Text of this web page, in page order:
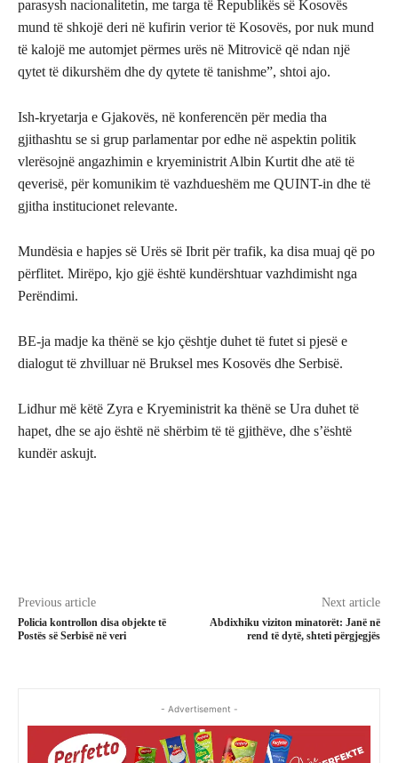
parasysh nacionalitetin, me targa të Republikës së Kosovës
mund të shkojë deri në kufirin verior të Kosovës, por nuk mund
të kalojë me automjet përmes urës në Mitrovicë që ndan një
qytet të dikurshëm dhe dy qytete të tanishme”, shtoi ajo.
Ish-kryetarja e Gjakovës, në konferencën për media tha
gjithashtu se si grup parlamentar por edhe në aspektin politik
vlerësojnë angazhimin e kryeministrit Albin Kurtit dhe atë të
qeverisë, për komunikim të vazhdueshëm me QUINT-in dhe të
gjitha institucionet relevante.
Mundësia e hapjes së Urës së Ibrit për trafik, ka disa muaj që po
përflitet. Mirëpo, kjo gjë është kundërshtuar vazhdimisht nga
Perëndimi.
BE-ja madje ka thënë se kjo çështje duhet të futet si pjesë e
dialogut të zhvilluar në Bruksel mes Kosovës dhe Serbisë.
Lidhur më këtë Zyra e Kryeministrit ka thënë se Ura duhet të
hapet, dhe se ajo është në shërbim të të gjithëve, dhe s’është
kundër askujt.
Previous article
Policia kontrollon disa objekte të
Postës së Serbisë në veri
Next article
Abdixhiku viziton minatorët: Janë në
rend të dytë, shteti përgjegjës
- Advertisement -